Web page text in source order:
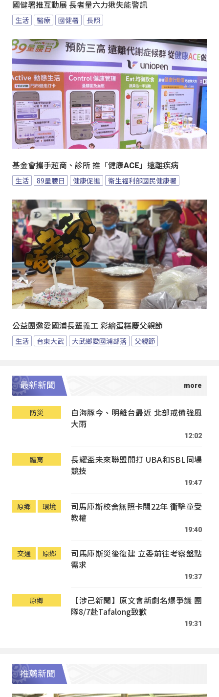
國健署推互動展 長者量六力揪失能警訊
生活 醫療 國健署 長照
基金會攜手超商、診所 推「健康ACE」遠離疾病
生活 89量腰日 健康促進 衛生福利部國民健康署
公益團邀愛國浦長輩義工 彩繪蛋糕慶父親節
生活 台東大武 大武鄉愛國浦部落 父親節
最新新聞
防災
白海豚今、明離台最近 北部戒備強風
大雨
12:02
體育
長耀盃未來聯盟開打 UBA和SBL同場
競技
19:47
原鄉 環境
司馬庫斯校舍無照卡關22年 衝擊童受
教權
19:40
交通 原鄉
司馬庫斯災後復建 立委前往考察盤點
需求
19:37
原鄉
【涉己新聞】原文會新劇名爆爭議 團
隊8/7赴Tafalong致歉
19:31
推薦新聞